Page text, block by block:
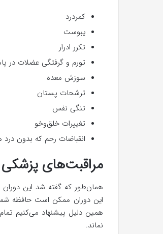
کمردرد
یبوست
تکرر ادرار
تورم و گرفتگی عضلات در
سوزش معده
ترشحات پستان
تنگی نفس
تغییرات خلق‌وخو
انقباضات رحم که بدون
مراقبت‌های
همان‌طور که گفته شد این
این دوران ممکن است حافظه
همین دلیل پیشنهاد می‌کنیم
نماند.